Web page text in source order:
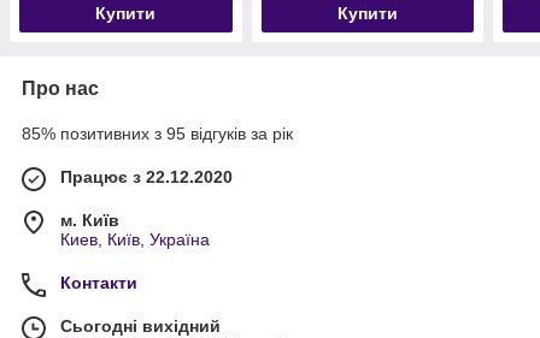
Купити Купити
Про нас
85% позитивних з 95 відгуків за рік
Працює з 22.12.2020
м. Київ
Киев, Київ, Україна
Контакти
Сьогодні вихідний